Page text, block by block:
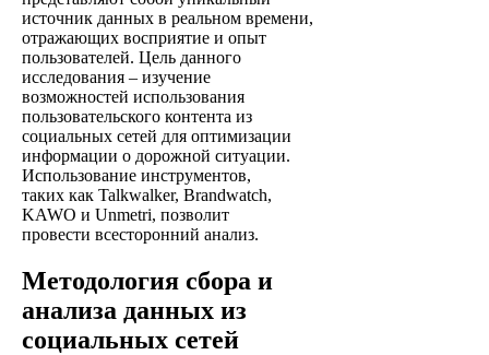
источник данных в реальном времени,
отражающих восприятие и опыт
пользователей. Цель данного
исследования – изучение
возможностей использования
пользовательского контента из
социальных сетей для оптимизации
информации о дорожной ситуации.
Использование инструментов,
таких как Talkwalker, Brandwatch,
KAWO и Unmetri, позволит
провести всесторонний анализ.
Методология сбора и
анализа данных из
социальных сетей